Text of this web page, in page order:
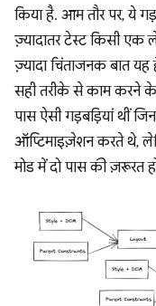
किया है. आम तौर पर, ये
ज़्यादातर टेस्ट किसी
ज़्यादा चिंताजनक बात
सही तरीके से काम करने के
पास ऐसी गड़बड़ियां थीं
ऑप्टिमाइज़ेशन करते थे,
मोड में दो पास की ज़रूरत